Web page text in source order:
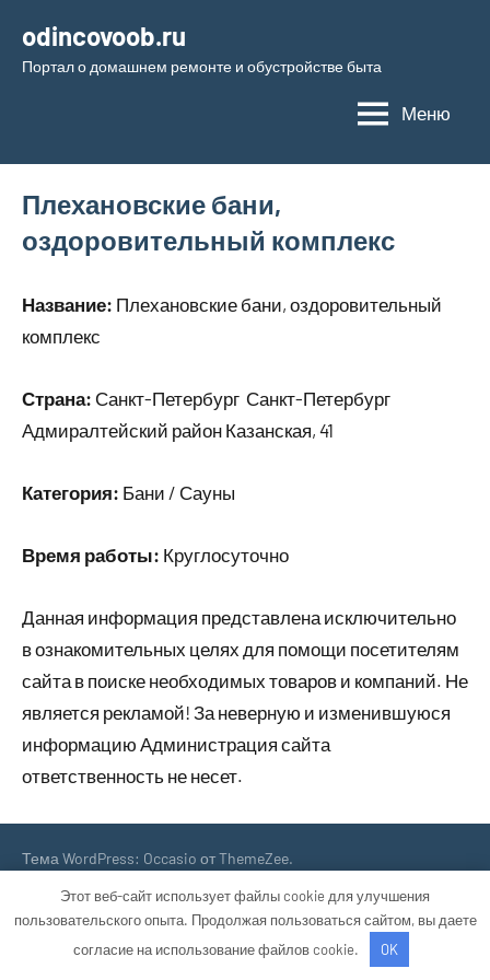
содержимому
odincovoob.ru
Портал о домашнем ремонте и обустройстве быта
Меню
Плехановские бани,
оздоровительный комплекс
Название: Плехановские бани, оздоровительный
комплекс
Страна: Санкт-Петербург Санкт-Петербург
Адмиралтейский район Казанская, 41
Категория: Бани / Сауны
Время работы: Круглосуточно
Данная информация представлена исключительно
в ознакомительных целях для помощи посетителям
сайта в поиске необходимых товаров и компаний. Не
является рекламой! За неверную и изменившуюся
информацию Администрация сайта
ответственность не несет.
Тема WordPress: Occasio от ThemeZee.
Этот веб-сайт использует файлы cookie для улучшения
пользовательского опыта. Продолжая пользоваться сайтом, вы даете
согласие на использование файлов cookie.
OK